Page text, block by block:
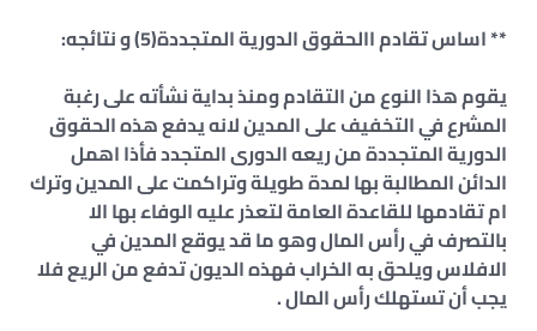
** اساس تقادم االحقوق الدورية المتجددة(5) و نتائجه:
يقوم هذا النوع من التقادم ومنذ بداية نشأته على رغبة
المشرع في التخفيف على المدين لانه يدفع هذه الحقوق
الدورية المتجددة من ريعه الدورى المتجدد فأذا اهمل
الدائن المطالبة بها لمدة طويلة وتراكمت على المدين وترك
ام تقادمها للقاعدة العامة لتعذر عليه الوفاء بها الا
بالتصرف في رأس المال وهو ما قد يوقع المدين في
الافلاس ويلحق به الخراب فهذه الديون تدفع من الريع فلا
يجب أن تستهلك رأس المال .